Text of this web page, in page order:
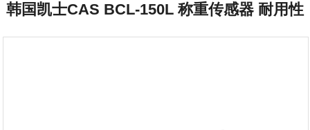
韩国凯士CAS BCL-150L 称重传感器 耐用性